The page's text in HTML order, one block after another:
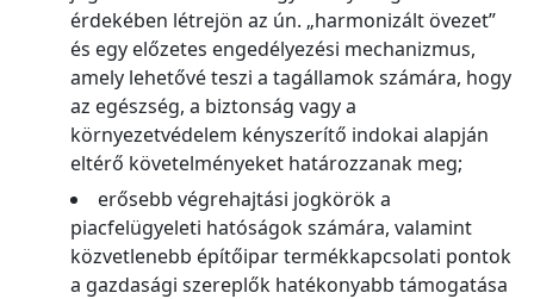
érdekében létrejön az ún. „harmonizált övezet”
és egy előzetes engedélyezési mechanizmus,
amely lehetővé teszi a tagállamok számára, hogy
az egészség, a biztonság vagy a
környezetvédelem kényszerítő indokai alapján
eltérő követelményeket határozzanak meg;
erősebb végrehajtási jogkörök a
piacfelügyeleti hatóságok számára, valamint
közvetlenebb építőipar termékkapcsolati pontok
a gazdasági szereplők hatékonyabb támogatása